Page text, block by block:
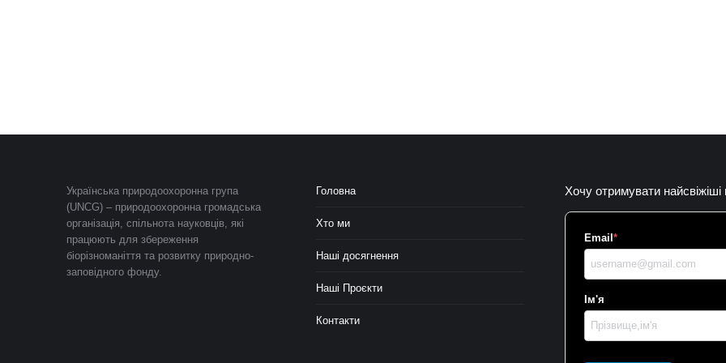
Українська природоохоронна група
(UNCG) – природоохоронна громадська
організація, спільнота науковців, які
працюють для збереження
біорізноманіття та розвитку природно-
заповідного фонду.
Головна
Хто ми
Наші досягнення
Наші Проєкти
Контакти
Хочу отримувати найсвіжіші
Email*
Ім'я